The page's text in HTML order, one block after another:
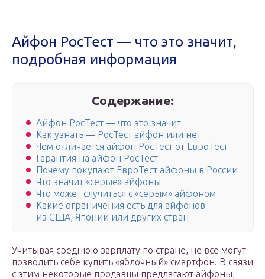
Айфон РосТест — что это значит,
подробная информация
Содержание:
Айфон РосТест — что это значит
Как узнать — РосТест айфон или нет
Чем отличается айфон РосТест от ЕвроТест
Гарантия на айфон РосТест
Почему покупают ЕвроТест айфоны в России
Что значит «серые» айфоны
Что может случиться с «серым» айфоном
Какие ограничения есть для айфонов
из США, Японии или других стран
Учитывая среднюю зарплату по стране, не все могут
позволить себе купить «яблочный» смартфон. В связи
с этим некоторые продавцы предлагают айфоны,